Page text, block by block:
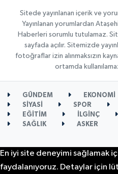
Sitede yayınlanan içerik ve
Yayınlanan yorumlardan
Haberleri sorumlu tutulamaz.
sayfada açılır. Sitemizde
fotoğraflar izin alınmaksızın
ortamda
GÜNDEM
EKONOMİ
SİYASİ
SPOR
EĞİTİM
İLGİNÇ
SAĞLIK
ASKER
En iyi site deneyimi sağlamak
faydalanıyoruz. Detaylar için